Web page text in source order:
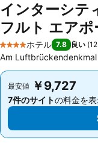
インターシテ
フルト エアポ
4 ホテルのランク
ホテル 7.8 良い (
Am
最安値 ￥9,727
7件のサイトの料金を表
最安値 ￥9,727
7件のサイトの料金を